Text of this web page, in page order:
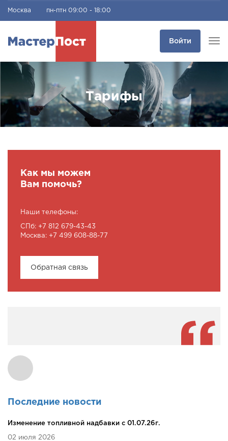
Москва пн-птн 09:00 - 18:00
Войти
Тарифы
Как мы можем
Вам помочь?
Наши телефоны:
СПб: +7 812 679-43-43
Москва: +7 499 608-88-77
Обратная связь
Последние новости
Изменение топливной надбавки c 01.07.26г.
02 июля 2026